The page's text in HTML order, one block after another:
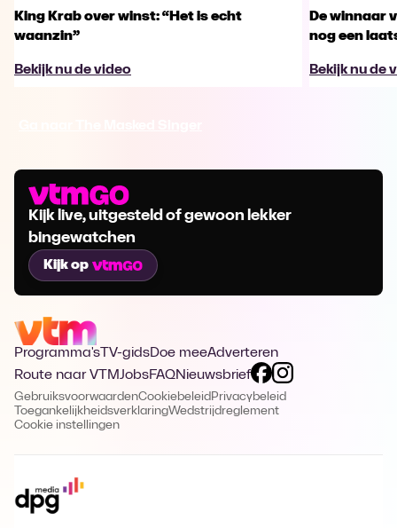
King Krab over winst: “Het is echt
waanzin”
Bekijk nu de video
De winnaar
nog een
Bekijk nu de
Kijk live, uitgesteld of gewoon lekker
bingewatchen
Kijk op
Programma's TV-gidsDoe meeAdverteren
Route naar VTMJobsFAQNieuwsbrief
GebruiksvoorwaardenCookiebeleid Privacybeleid
ToegankelijkheidsverklaringWedstrijdreglement
Cookie instellingen